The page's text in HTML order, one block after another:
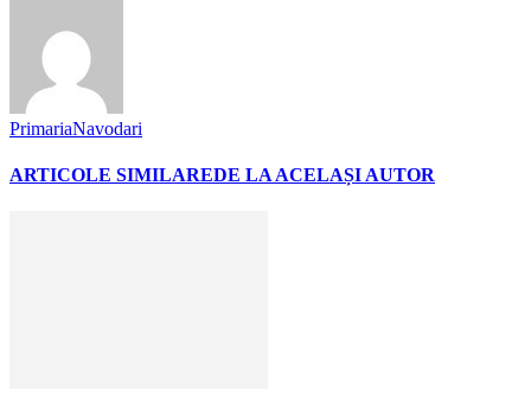
PrimariaNavodari
ARTICOLE SIMILAREDE LA ACELAȘI AUTOR